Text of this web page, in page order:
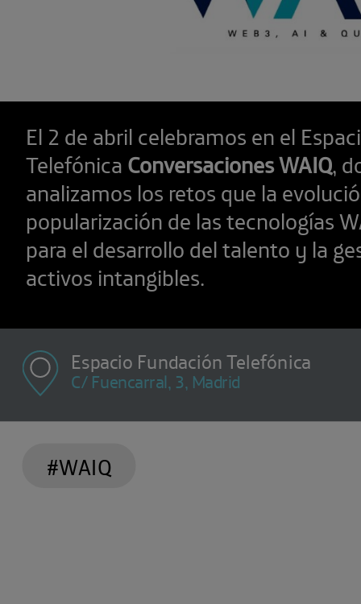
El 2 de abril celebramos en el
TelefónicaConversaciones WAIQ,
analizamos los retos que la
popularización de las tecnologías
para el desarrollo del talento y la
activos intangibles.
Espacio Fundación Telefónica
C/ Fuencarral, 3, Madrid
#WAIQ